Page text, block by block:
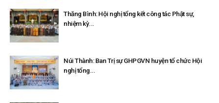
Thăng Bình: Hội nghị tổng kết công tác Phật sự,
nhiệm kỳ...
Núi Thành: Ban Trị sự GHPGVN huyện tổ chức Hội
nghị tổng...